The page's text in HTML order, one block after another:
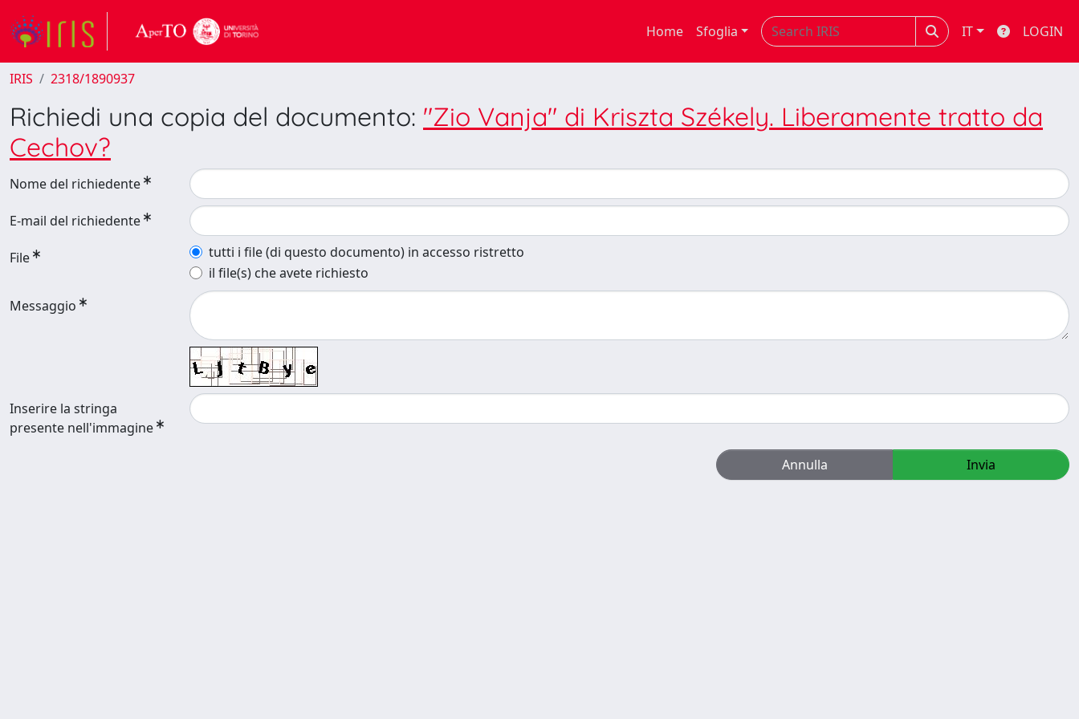
Home Sfoglia IT LOGIN
IRIS 2318/1890937
Richiedi una copia del documento: "Zio Vanja" di Kriszta Székely. Liberamente tratto da
Cechov?
Nome del richiedente
E-mail del richiedente
File
tutti i file (di questo documento) in accesso ristretto
il file(s) che avete richiesto
Messaggio
Inserire la stringa
presente nell'immagine
Annulla Invia